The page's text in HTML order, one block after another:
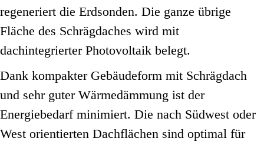
regeneriert die Erdsonden. Die ganze übrige
Fläche des Schrägdaches wird mit
dachintegrierter Photovoltaik belegt.
Dank kompakter Gebäudeform mit Schrägdach
und sehr guter Wärmedämmung ist der
Energiebedarf minimiert. Die nach Südwest oder
West orientierten Dachflächen sind optimal für